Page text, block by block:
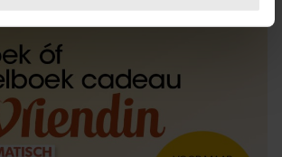
om content en advertenties te
functies voor social media te bieden
te analyseren. Ook delen we
gebruik van onze site met onze